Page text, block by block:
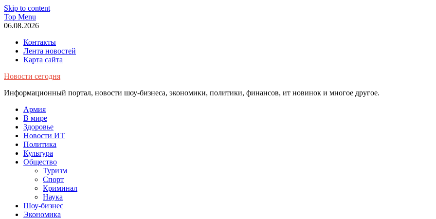
Skip to content
Top Menu
06.08.2026
Контакты
Лента новостей
Карта сайта
Новости сегодня
Информационный портал, новости шоу-бизнеса, экономики, политики, финансов, ит новинок и многое другое.
Армия
В мире
Здоровье
Новости ИТ
Политика
Культура
Общество
Туризм
Спорт
Криминал
Наука
Шоу-бизнес
Экономика